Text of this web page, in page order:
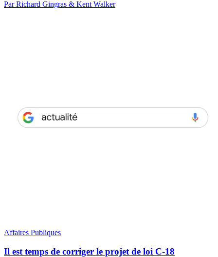
Par Richard Gingras & Kent Walker
Affaires Publiques
Il est temps de corriger le projet de loi C-18